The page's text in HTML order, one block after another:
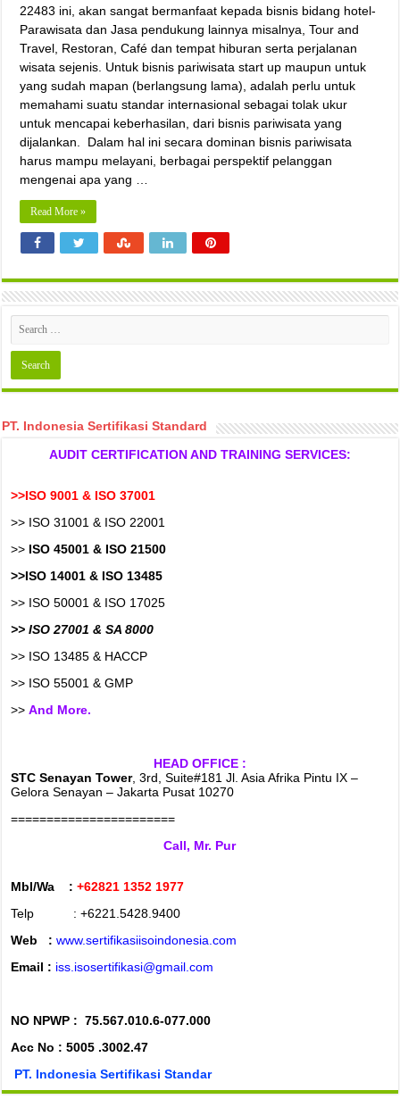
22483 ini, akan sangat bermanfaat kepada bisnis bidang hotel-
Parawisata dan Jasa pendukung lainnya misalnya, Tour and
Travel, Restoran, Café dan tempat hiburan serta perjalanan
wisata sejenis. Untuk bisnis pariwisata start up maupun untuk
yang sudah mapan (berlangsung lama), adalah perlu untuk
memahami suatu standar internasional sebagai tolak ukur
untuk mencapai keberhasilan, dari bisnis pariwisata yang
dijalankan. Dalam hal ini secara dominan bisnis pariwisata
harus mampu melayani, berbagai perspektif pelanggan
mengenai apa yang …
Read More »
PT. Indonesia Sertifikasi Standard
AUDIT CERTIFICATION AND TRAINING SERVICES:
>>ISO 9001 & ISO 37001
>> ISO 31001 & ISO 22001
>> ISO 45001 & ISO 21500
>>ISO 14001 & ISO 13485
>> ISO 50001 & ISO 17025
>> ISO 27001 & SA 8000
>> ISO 13485 & HACCP
>> ISO 55001 & GMP
>>And More.
HEAD OFFICE :
STC Senayan Tower, 3rd, Suite#181 Jl. Asia Afrika Pintu IX –
Gelora Senayan – Jakarta Pusat 10270
=======================
Call, Mr. Pur
Mbl/Wa :+62821 1352 1977
Telp : +6221.5428.9400
Web :www.sertifikasiisoindonesia.com
Email : iss.isosertifikasi@gmail.com
NO NPWP : 75.567.010.6-077.000
Acc No : 5005 .3002.47
PT. Indonesia Sertifikasi Standar